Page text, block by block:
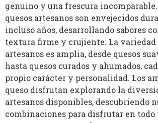
genuino y una frescura
quesos artesanos son envejecidos
incluso años, desarrollando sabores
textura firme y crujiente. La variedad
artesanos es amplia, desde quesos
hasta quesos curados y ahumados,
propio carácter y personalidad. Los
queso disfrutan explorando la
artesanos disponibles, descubriendo
combinaciones para disfrutar en